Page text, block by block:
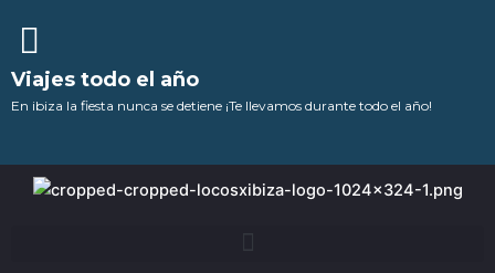
Viajes todo el año
En ibiza la fiesta nunca se detiene ¡Te llevamos durante todo el año!